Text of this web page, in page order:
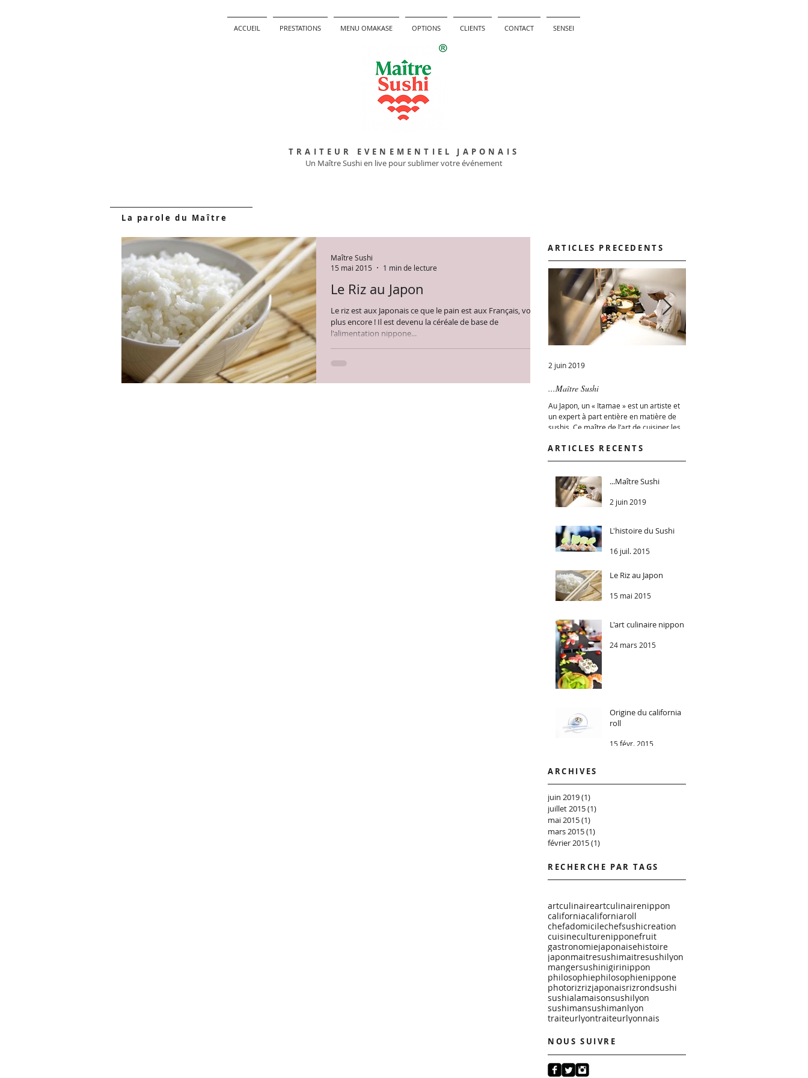
ACCUEIL PRESTATIONS MENU OMAKASE OPTIONS CLIENTS CONTACT SENSEI
TRAITEUR EVENEMENTIEL JAPONAIS
Un Maître Sushi en live pour sublimer votre événement
La parole du Maître
Le Riz au Japon
Le riz est aux Japonais ce que le pain est aux Français, voire
plus encore ! Il est devenu la céréale de base de
l'alimentation nippone...
Maître Sushi
15 mai 2015
1 min de lecture
ARTICLES PRECEDENTS
...Maître Sushi
Au Japon, un « Itamae » est un artiste et
un expert à part entière en matière de
sushis. Ce maître de l’art de cuisiner les
2 juin 2019
ARTICLES RECENTS
...Maître Sushi
2 juin 2019
L'histoire du Sushi
16 juil. 2015
Le Riz au Japon
15 mai 2015
L'art culinaire nippon
24 mars 2015
Origine du california
roll
15 févr. 2015
ARCHIVES
juin 2019(1)
juillet 2015(1)
mai 2015(1)
mars 2015(1)
février 2015(1)
RECHERCHE PAR TAGS
artculinaireartculinairenippon
californiacaliforniaroll
chefadomicilechefsushicreation
cuisineculturenipponefruit
gastronomiejaponaisehistoire
japonmaitresushimaitresushilyon
mangersushinigirinippon
philosophiephilosophienippone
photorizrizjaponaisrizrondsushi
sushialamaisonsushilyon
sushimansushimanlyon
traiteurlyontraiteurlyonnais
NOUS SUIVRE